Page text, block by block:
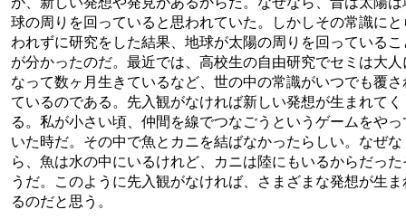
球の周りを回っていると思われていた。しかしその常識にと
われずに研究をした結果、地球が太陽の周りを回っているこ
が分かったのだ。最近では、高校生の自由研究でセミは大人
なって数ヶ月生きているなど、世の中の常識がいつでも覆さ
ているのである。先入観がなければ新しい発想が生まれてく
る。私が小さい頃、仲間を線でつなごうというゲームをやっ
いた時だ。その中で魚とカニを結ばなかったらしい。なぜな
ら、魚は水の中にいるけれど、カニは陸にもいるからだった
うだ。このように先入観がなければ、さまざまな発想が生ま
るのだと思う。